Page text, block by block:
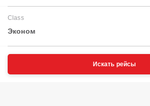
Class
Эконом
Искать рейсы